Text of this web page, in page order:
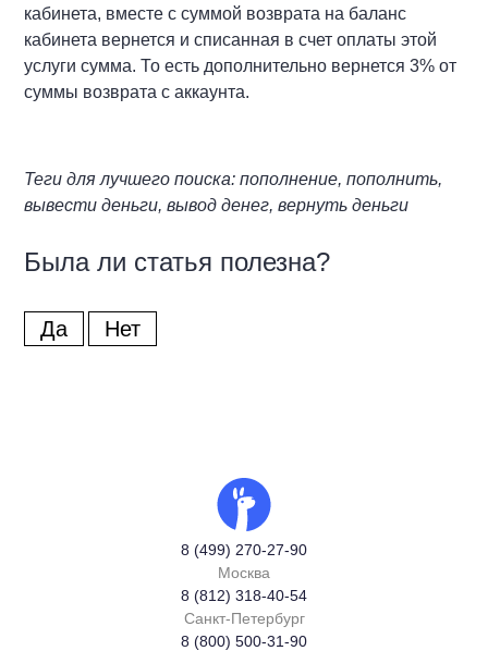
кабинета, вместе с суммой возврата на баланс
кабинета вернется и списанная в счет оплаты этой
услуги сумма. То есть дополнительно вернется 3% от
суммы возврата с аккаунта.
Теги для лучшего поиска: пополнение, пополнить,
вывести деньги, вывод денег, вернуть деньги
Была ли статья полезна?
Да Нет
8 (499) 270-27-90
Москва
8 (812) 318-40-54
Санкт-Петербург
8 (800) 500-31-90